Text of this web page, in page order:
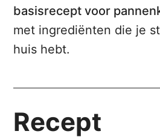
basisrecept voor
met ingrediënten die je
huis hebt.
Recept